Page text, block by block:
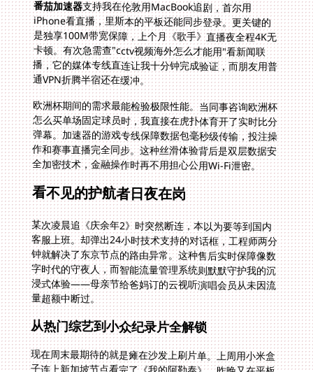
番茄加速器支持我在伦敦用MacBook追剧，首尔用
iPhone看直播，里斯本的平板还能同步登录。更关键的
是独享100M带宽保障，上个月《歌手》直播夜全程4K无
卡顿。有次急需查"cctv视频海外怎么才能用"看新闻联
播，它的媒体专线直连让我十分钟完成验证，而朋友用普
通VPN折腾半宿还在缓冲。
欧洲杯期间的需求最能检验极限性能。当同事咨询欧洲杯
怎么买单场固定球员时，我直接在虎扑体育开了实时比分
弹幕。加速器的游戏专线保障数据包毫秒级传输，投注操
作和赛事直播完全同步。这种丝滑体验背后是双层数据安
全加密技术，金融操作时再不用担心公用Wi-Fi泄密。
看不见的护航者日夜在岗
某次凌晨追《庆余年2》时突然断连，本以为要等到国内
客服上班。却弹出24小时技术支持的对话框，工程师两分
钟就解决了东京节点的路由异常。这种售后实时保障像数
字时代的守夜人，而智能流量管理系统则默默守护我的沉
浸式体验——母亲节给爸妈订的云视听演唱会员从未因流
量超额中断过。
从热门综艺到小众纪录片全解锁
现在周末最期待的就是瘫在沙发上刷片单。上周用小米盒
子连上新加坡节点看完了《我的阿勒泰》，昨晚又在平板
上开弹幕追《墨雨云间》。惊喜的是发现了许多地域专属
内容，比如潮汕方言版的《舌尖》特别篇，这是在谷歌片
单里永远搜不到的隐藏彩蛋。当德国室友跟着我看《家有